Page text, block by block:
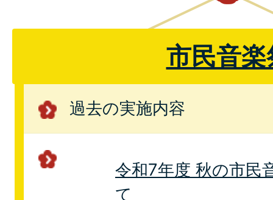
市民音楽
過去の実施内容
令和7年度 秋の市民
て